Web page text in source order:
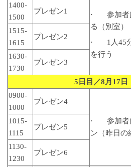
1400-
1500
プレゼン1
· 参加者
る（別室）
· 1人45分
を行う
1515-
1615
プレゼン2
1630-
1730
プレゼン3
5 日目／8 月 17 日
0900-
1000
プレゼン4
· 参加者
ン（昨日の
1015-
1115
プレゼン5
1130-
1230
プレゼン6